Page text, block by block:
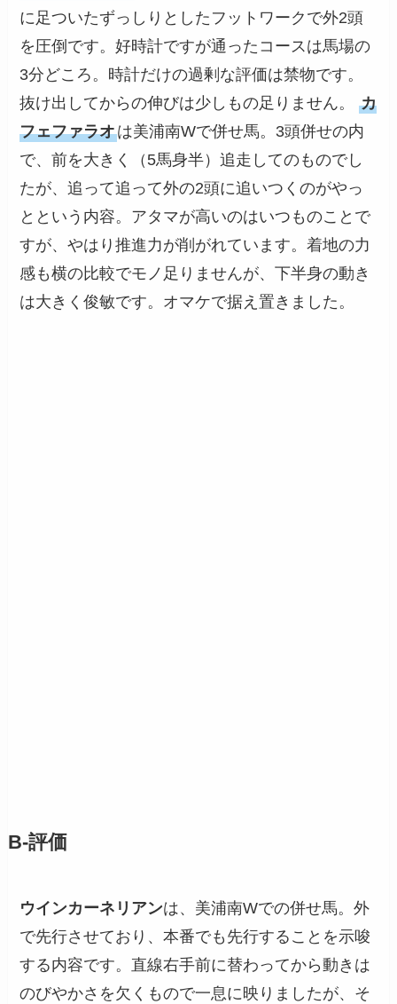
に足ついたずっしりとしたフットワークで外2頭
を圧倒です。好時計ですが通ったコースは馬場の
3分どころ。時計だけの過剰な評価は禁物です。
抜け出してからの伸びは少しもの足りません。カ
フェファラオは美浦南Wで併せ馬。3頭併せの内
で、前を大きく（5馬身半）追走してのものでし
たが、追って追って外の2頭に追いつくのがやっ
とという内容。アタマが高いのはいつものことで
すが、やはり推進力が削がれています。着地の力
感も横の比較でモノ足りませんが、下半身の動き
は大きく俊敏です。オマケで据え置きました。
B-評価
ウインカーネリアンは、美浦南Wでの併せ馬。外
で先行させており、本番でも先行することを示唆
する内容です。直線右手前に替わってから動きは
のびやかさを欠くもので一息に映りましたが、そ